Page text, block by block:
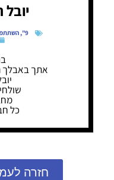
9"
,
אתך באבלך
כל
חזרה